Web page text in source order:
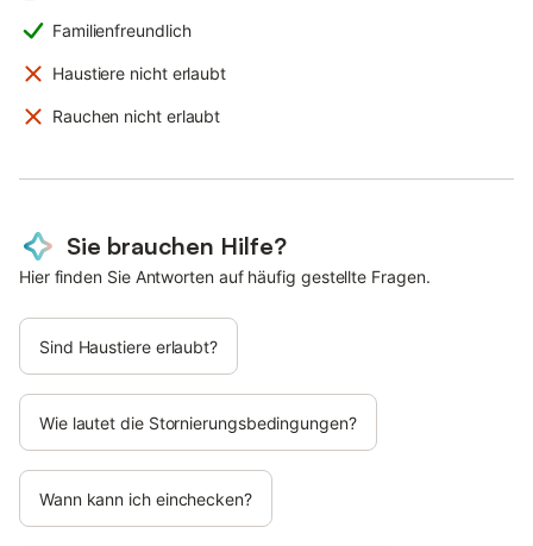
Familienfreundlich
Haustiere nicht erlaubt
Rauchen nicht erlaubt
Sie brauchen Hilfe?
Hier finden Sie Antworten auf häufig gestellte Fragen.
Sind Haustiere erlaubt?
Wie lautet die Stornierungsbedingungen?
Wann kann ich einchecken?